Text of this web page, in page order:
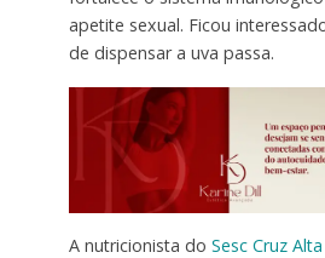
apetite sexual. Ficou
de dispensar a uva passa.
A nutricionista do Sesc Cruz Alta